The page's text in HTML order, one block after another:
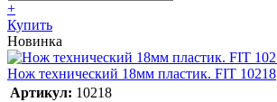
+
Купить
Новинка
Нож технический 18мм пластик. FIT 10218
Артикул: 10218